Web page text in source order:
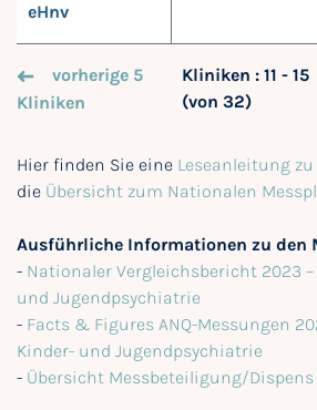
eHnv
vorherige 5
Kliniken
Kliniken : 11 - 15
(von 32)
Hier finden Sie eine Leseanleitung
die Übersicht zum Nationalen
Ausführliche Informationen zu den
- Nationaler Vergleichsbericht 2023
und Jugendpsychiatrie
- Facts & Figures ANQ-Messungen
Kinder- und Jugendpsychiatrie
- Übersicht Messbeteiligung/Dispens